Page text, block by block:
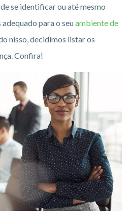
se identificar ou até mesmo
para o seuambiente de
nisso, decidimos listar os
Confira!